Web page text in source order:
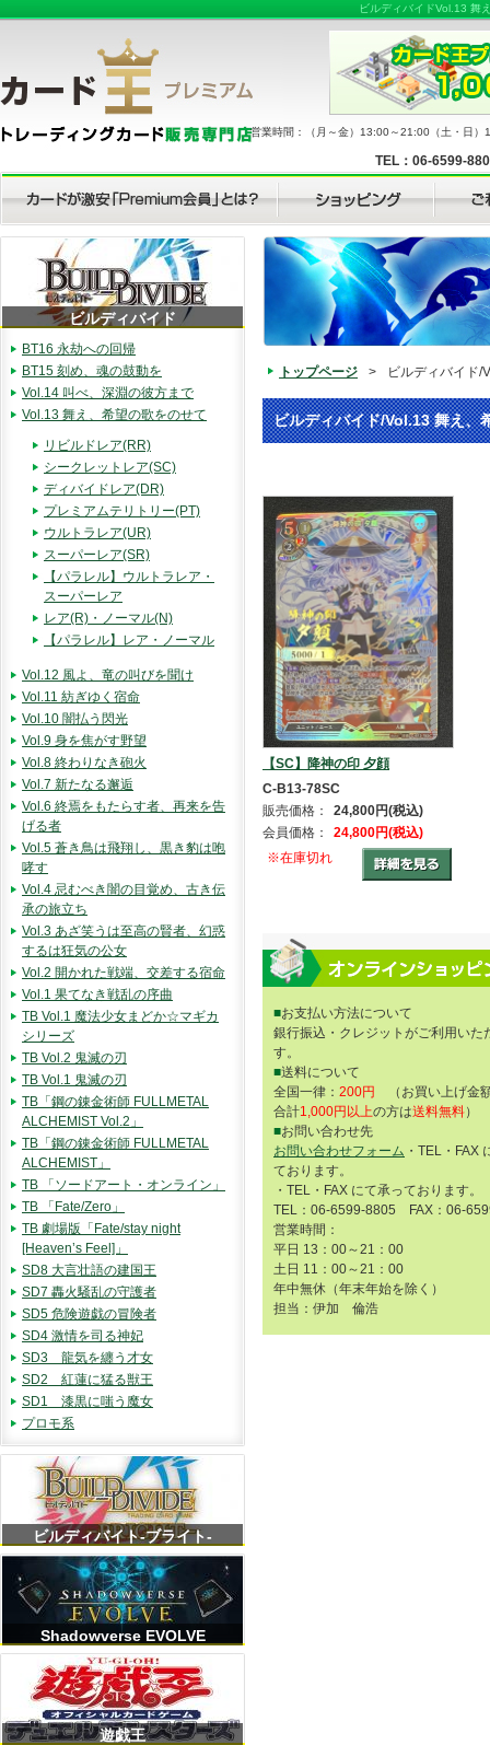
ビルディバイドVol.13 舞
営業時間：（月～金）13:00～21:00（土・日
TEL：06-6599-
トップページ > ビルディバイド/
ビルディバイド/Vol.13 舞え、
【SC】降神の印 夕顔
C-B13-78SC
販売価格：
24,800円(税込)
会員価格：
24,800円(税込)
※在庫切れ
■お支払い方法について
銀行振込・クレジットがご利用いた
す。
■送料について
全国一律： 200円 （お買い上げ金
合計1,000円以上の方は送料無料）
■お問い合わせ先
お問い合わせフォーム ・TEL・FAX
ております。
・TEL・FAX にて承っております。
TEL：06-6599-8805 FAX：06-
営業時間：
平日 13：00～21：00
土日 11：00～21：00
年中無休（年末年始を除く）
担当：伊加 倫浩
ビルディバイド
BT16 永劫への回帰
BT15 刻め、魂の鼓動を
Vol.14 叫べ、深淵の彼方まで
Vol.13 舞え、希望の歌をのせて
リビルドレア(RR)
シークレットレア(SC)
ディバイドレア(DR)
プレミアムテリトリー(PT)
ウルトラレア(UR)
スーパーレア(SR)
【パラレル】ウルトラレア・
スーパーレア
レア(R)・ノーマル(N)
【パラレル】レア・ノーマル
Vol.12 風よ、竜の叫びを聞け
Vol.11 紡ぎゆく宿命
Vol.10 闇払う閃光
Vol.9 身を焦がす野望
Vol.8 終わりなき砲火
Vol.7 新たなる邂逅
Vol.6 終焉をもたらす者、再来を告
げる者
Vol.5 蒼き鳥は飛翔し、黒き豹は咆
哮す
Vol.4 忌むべき闇の目覚め、古き伝
承の旅立ち
Vol.3 あざ笑うは至高の賢者、幻惑
するは狂気の公女
Vol.2 開かれた戦端、交差する宿命
Vol.1 果てなき戦乱の序曲
TB Vol.1 魔法少女まどか☆マギカ
シリーズ
TB Vol.2 鬼滅の刃
TB Vol.1 鬼滅の刃
TB「鋼の錬金術師 FULLMETAL
ALCHEMIST Vol.2」
TB「鋼の錬金術師 FULLMETAL
ALCHEMIST」
TB 「ソードアート・オンライン」
TB 「Fate/Zero」
TB 劇場版「Fate/stay night
[Heaven’s Feel]」
SD8 大言壮語の建国王
SD7 轟火騒乱の守護者
SD5 危険遊戯の冒険者
SD4 激情を司る神妃
SD3 龍気を纏う才女
SD2 紅蓮に猛る獣王
SD1 漆黒に嗤う魔女
プロモ系
ビルディバイト-ブライト-
Shadowverse EVOLVE
遊戯王